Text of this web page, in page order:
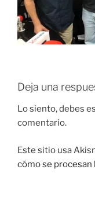
Deja una
Lo siento, debes
comentario.
Este sitio usa
cómo se